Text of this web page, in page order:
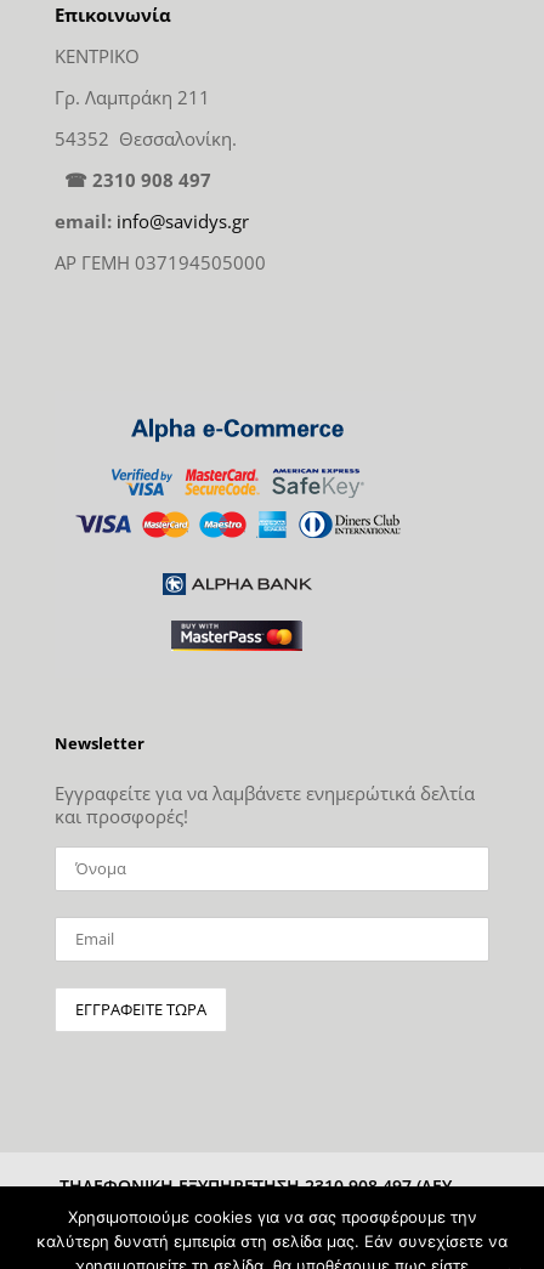
Επικοινωνία
ΚΕΝΤΡΙΚΟ
Γρ. Λαμπράκη 211
54352 Θεσσαλονίκη.
☎ 2310 908 497
email: info@savidys.gr
ΑΡ ΓΕΜΗ 037194505000
Newsletter
Εγγραφείτε για να λαμβάνετε ενημερώτικά δελτία
και προσφορές!
ΤΗΛΕΦΩΝΙΚΗ ΕΞΥΠΗΡΕΤΗΣΗ 2310 908 497 (ΔΕΥ-
ΣΑΒ 10:00-15:00)
Χρησιμοποιούμε cookies για να σας προσφέρουμε την
καλύτερη δυνατή εμπειρία στη σελίδα μας. Εάν συνεχίσετε να